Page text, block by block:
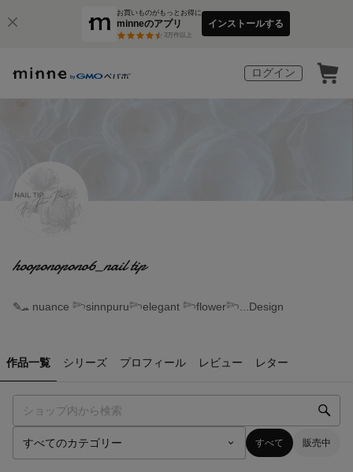
お買いものがもっとお得に
minneのアプリ
3万件以上
インストールする
ログイン
hooponopono6_nail tip
✎ܚ nuance 𓆸sinnpuru𓆸elegant 𓆸flower𓆸...Design
作品一覧 シリーズ プロフィール レビュー レター
すべて 販売中